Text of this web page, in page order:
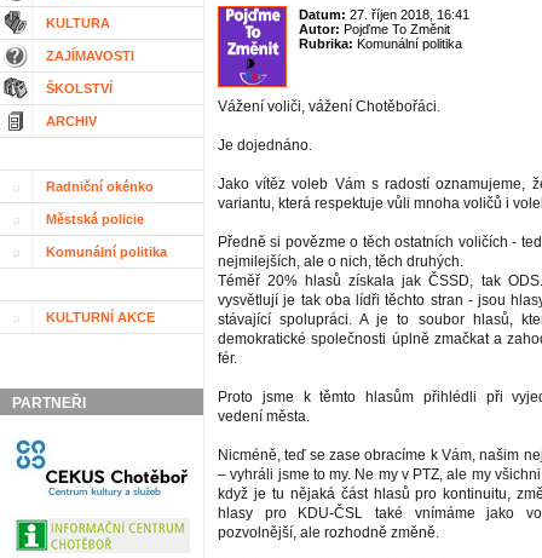
KULTURA
ZAJÍMAVOSTI
ŠKOLSTVÍ
ARCHIV
Radniční okénko
Městská policie
Komunální politika
KULTURNÍ AKCE
PARTNEŘI
Datum: 27. říjen 2018, 16:41
Autor: Pojďme To Změnit
Rubrika: Komunální politika
Vážení voliči, vážení Chotěbořáci.
Je dojednáno.
Jako vítěz voleb Vám s radostí oznamujeme,
variantu, která respektuje vůli mnoha voličů i
Předně si povězme o těch ostatních voličích -
nejmilejších, ale o nich, těch druhých.
Téměř 20% hlasů získala jak ČSSD, tak
vysvětlují je tak oba lídři těchto stran - jsou
stávající spolupráci. A je to soubor hlasů,
demokratické společnosti úplně zmačkat a
fér.
Proto jsme k těmto hlasům přihlédli při
vedení města.
Nicméně, teď se zase obracíme k Vám, našim
– vyhráli jsme to my. Ne my v PTZ, ale my
když je tu nějaká část hlasů pro kontinuitu,
hlasy pro KDU-ČSL také vnímáme jako
pozvolnější, ale rozhodně změně.